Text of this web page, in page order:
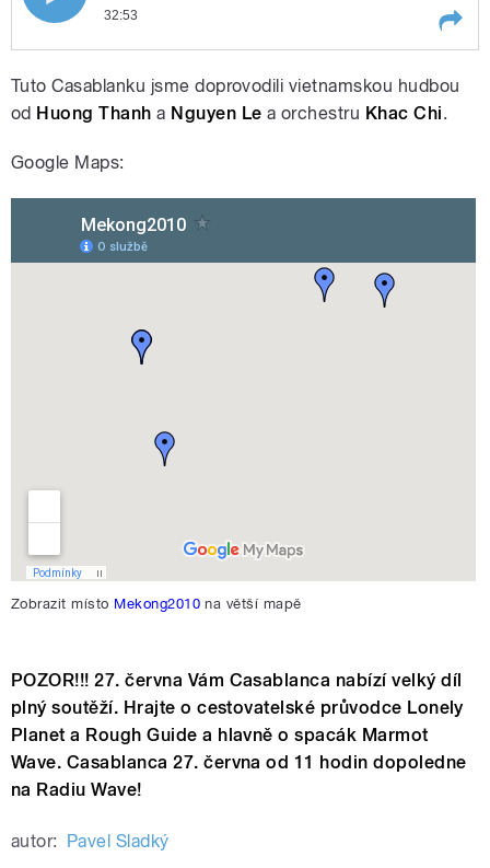
expedici Mekong 2010
32:53
Písačkovou o expedici
2010
Tuto Casablanku jsme doprovodili vietnamskou hudbou
od Huong Thanh a Nguyen Le a orchestru Khac Chi.
Google Maps:
Zobrazit místo Mekong2010 na větší mapě
POZOR!!! 27. června Vám Casablanca nabízí velký díl
plný soutěží. Hrajte o cestovatelské průvodce Lonely
Planet a Rough Guide a hlavně o spacák Marmot
Wave. Casablanca 27. června od 11 hodin dopoledne
na Radiu Wave!
autor: Pavel Sladký